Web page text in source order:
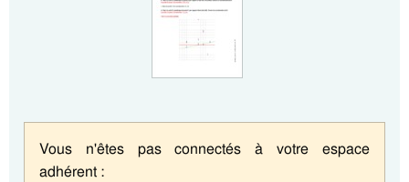
Vous n'êtes pas connectés à votre espace
adhérent :